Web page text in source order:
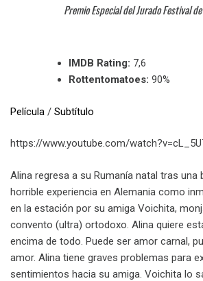
Premio Especial del Jurado Festival
IMDB Rating: 7,6
Rottentomatoes: 90%
Película / Subtítulo
https://www.youtube.com/
Alina regresa a su Rumanía natal tras una
horrible experiencia en Alemania como
en la estación por su amiga Voichita,
convento (ultra) ortodoxo. Alina quiere
encima de todo. Puede ser amor carnal,
amor. Alina tiene graves problemas para
sentimientos hacia su amiga. Voichita lo